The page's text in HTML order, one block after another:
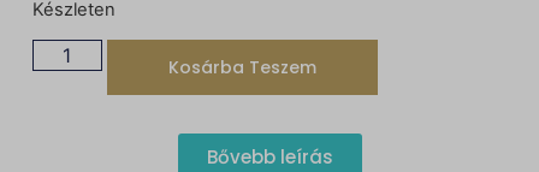
Készleten
Kosárba Teszem
Bővebb leírás